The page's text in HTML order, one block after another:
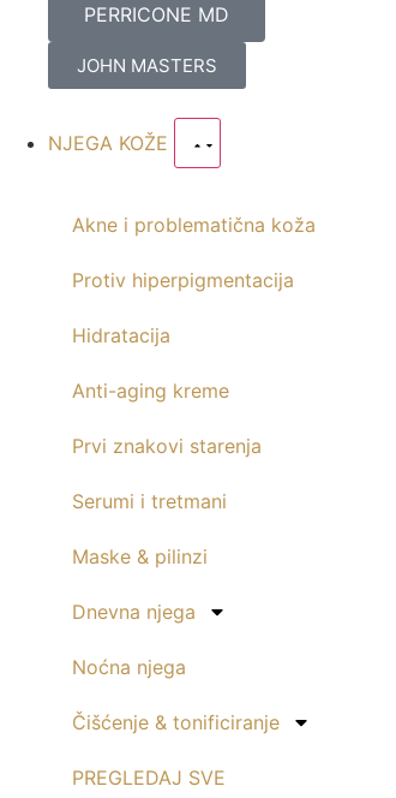
PERRICONE MD
JOHN MASTERS
NJEGA KOŽE
Akne i problematična koža
Protiv hiperpigmentacija
Hidratacija
Anti-aging kreme
Prvi znakovi starenja
Serumi i tretmani
Maske & pilinzi
Dnevna njega
Noćna njega
Čišćenje & tonificiranje
PREGLEDAJ SVE